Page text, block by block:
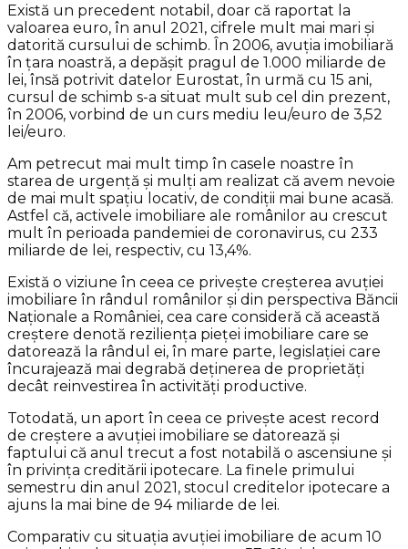
Există un precedent notabil, doar că raportat la
valoarea euro, în anul 2021, cifrele mult mai mari și
datorită cursului de schimb. În 2006, avuția imobiliară
în țara noastră, a depășit pragul de 1.000 miliarde de
lei, însă potrivit datelor Eurostat, în urmă cu 15 ani,
cursul de schimb s-a situat mult sub cel din prezent,
în 2006, vorbind de un curs mediu leu/euro de 3,52
lei/euro.
Am petrecut mai mult timp în casele noastre în
starea de urgență și mulți am realizat că avem nevoie
de mai mult spațiu locativ, de condiții mai bune acasă.
Astfel că, activele imobiliare ale românilor au crescut
mult în perioada pandemiei de coronavirus, cu 233
miliarde de lei, respectiv, cu 13,4%.
Există o viziune în ceea ce privește creșterea avuției
imobiliare în rândul românilor și din perspectiva Băncii
Naționale a României, cea care consideră că această
creștere denotă reziliența pieței imobiliare care se
datorează la rândul ei, în mare parte, legislației care
încurajează mai degrabă deținerea de proprietăți
decât reinvestirea în activități productive.
Totodată, un aport în ceea ce privește acest record
de creștere a avuției imobiliare se datorează și
faptului că anul trecut a fost notabilă o ascensiune și
în privința creditării ipotecare. La finele primului
semestru din anul 2021, stocul creditelor ipotecare a
ajuns la mai bine de 94 miliarde de lei.
Comparativ cu situația avuției imobiliare de acum 10